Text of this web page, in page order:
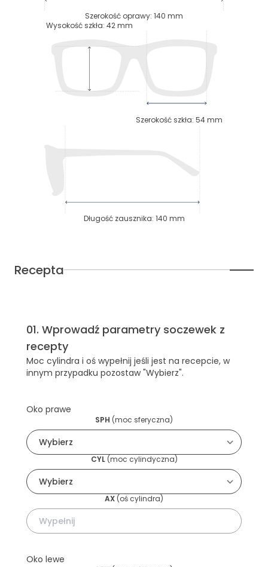
Szerokość oprawy: 140 mm
Wysokość szkła: 42mm
Szerokość szkła: 54mm
Długość zausznika: 140 mm
Recepta
01. Wprowadź parametry soczewek z
recepty
Moc cylindra i oś wypełnij jeśli jest na recepcie, w
innym przypadku pozostaw "Wybierz".
Oko prawe
SPH (moc sferyczna)
CYL(moc cylindyczna)
AX (oś cylindra)
Oko lewe